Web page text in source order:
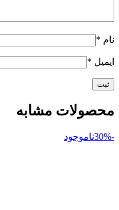
نام *
ایمیل *
محصولات مشابه
-30% ناموجود